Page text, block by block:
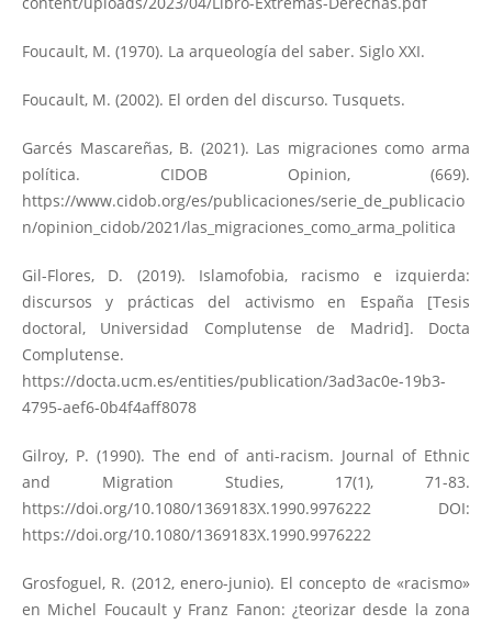
Foucault, M. (1970). La arqueología del saber. Siglo XXI.
Foucault, M. (2002). El orden del discurso. Tusquets.
Garcés Mascareñas, B. (2021). Las migraciones como arma
política. CIDOB Opinion, (669).
https://www.cidob.org/es/publicaciones/serie_de_publicacio
n/opinion_cidob/2021/las_migraciones_como_arma_politica
Gil-Flores, D. (2019). Islamofobia, racismo e izquierda:
discursos y prácticas del activismo en España [Tesis
doctoral, Universidad Complutense de Madrid]. Docta
Complutense.
https://docta.ucm.es/entities/publication/3ad3ac0e-19b3-
4795-aef6-0b4f4aff8078
Gilroy, P. (1990). The end of anti-racism. Journal of Ethnic
and Migration Studies, 17(1), 71-83.
https://doi.org/10.1080/1369183X.1990.9976222DOI:
https://doi.org/10.1080/1369183X.1990.9976222
Grosfoguel, R. (2012, enero-junio). El concepto de «racismo»
en Michel Foucault y Franz Fanon: ¿teorizar desde la zona